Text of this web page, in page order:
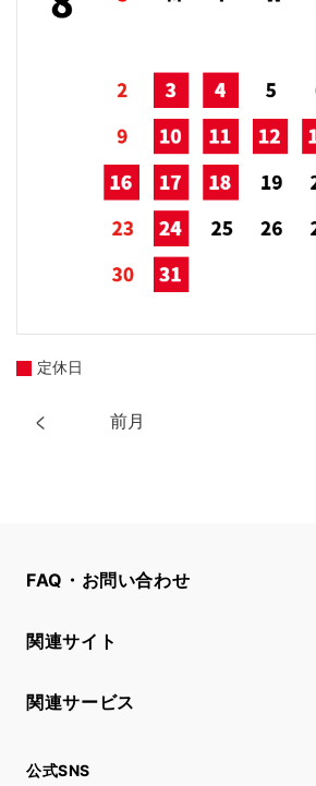
前月
定休日
FAQ・お問い合わせ
関連サイト
関連サービス
公式SNS